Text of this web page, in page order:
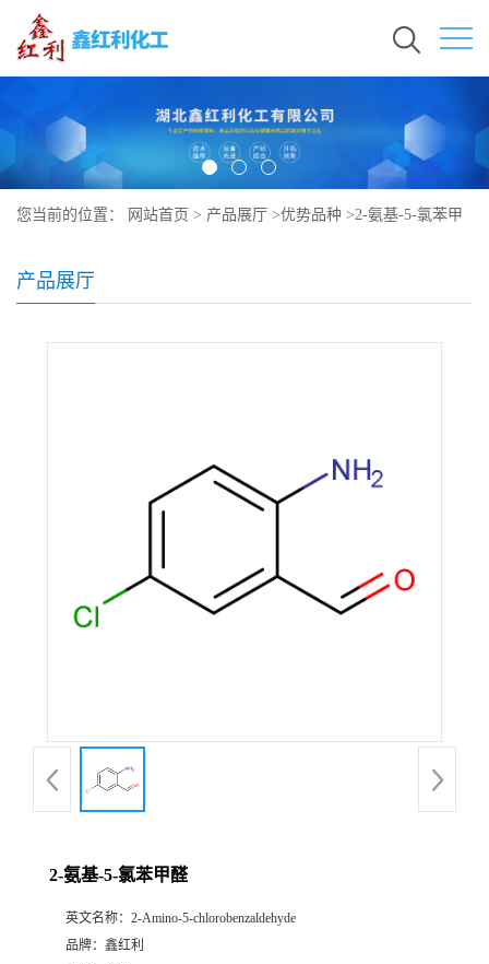
您当前的位置： 网站首页 > 产品展厅 >优势品种 >2-氨基-5-氯苯甲
产品展厅
2-氨基-5-氯苯甲醛
英文名称： 2-Amino-5-chlorobenzaldehyde
品牌： 鑫红利